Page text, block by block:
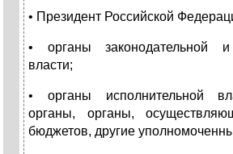
• Президент Российской
• органы законодательной и
власти;
• органы исполнительной
органы, ор­ганы,
бюджетов, другие